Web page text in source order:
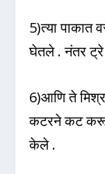
5)त्या पाकात
घेतले . नंतर
6)आणि ते
कटरने कट
केले .